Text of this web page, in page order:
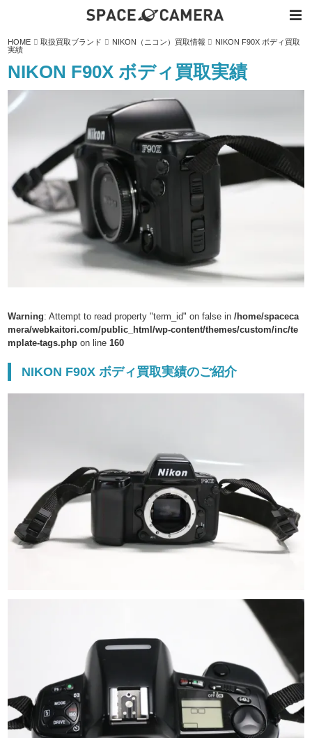
容
キ
プ
HOME 取扱買取ブランド NIKON（ニコン）買取情報
NIKON F90X ボディ買取
実績
NIKON F90X ボディ買取実績
Warning: Attempt to read property "term_id" on false in/home/spaceca
mera/webkaitori.com/public_html/wp-content/themes/custom/inc/te
mplate-tags.php on line160
NIKON F90X ボディ買取実績のご紹介